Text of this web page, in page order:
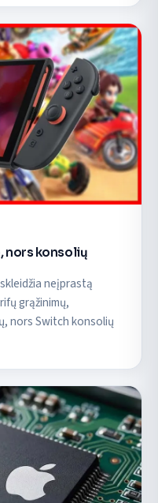
nors konsolių
neįprastą
grąžinimų,
nors Switch konsolių